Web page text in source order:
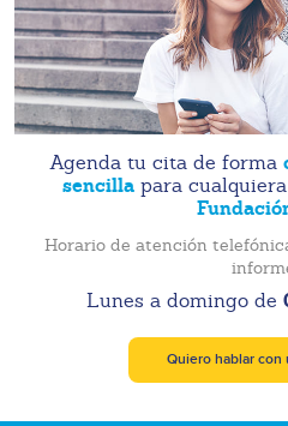
Agenda tu cita de forma
sencilla para
Horario de atención
Lunes a domingo de
Quiero hablar con